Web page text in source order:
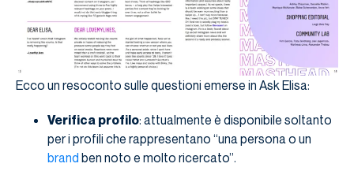
Ecco un resoconto sulle questioni emerse in Ask Elisa:
Verifica profilo: attualmente è disponibile soltanto
per i profili che rappresentano “una persona o un
brand ben noto e molto ricercato”.